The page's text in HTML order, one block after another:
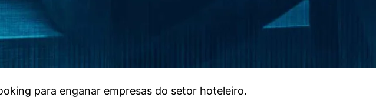
para enganar empresas do setor hoteleiro.